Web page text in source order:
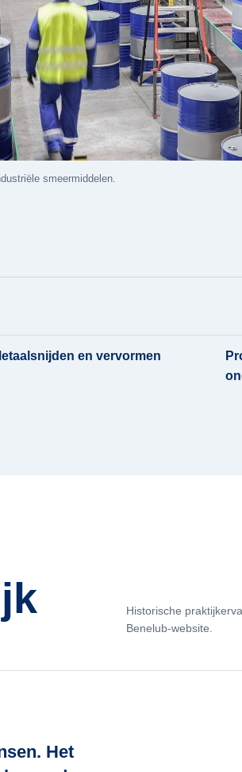
smeermiddelen.
en vervormen
Historische
Benelub-website.
Het